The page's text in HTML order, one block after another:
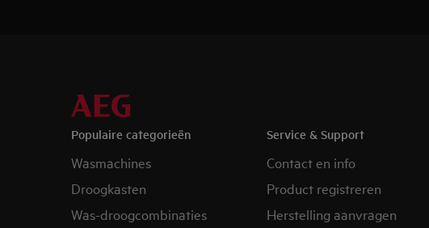
Populaire categorieën
Wasmachines
Droogkasten
Was-droogcombinaties
Service & Support
Contact en info
Product registreren
Herstelling aanvragen